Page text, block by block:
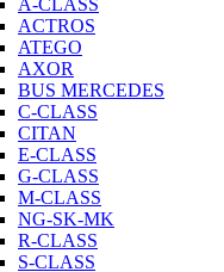
A-CLASS
ACTROS
ATEGO
AXOR
BUS MERCEDES
C-CLASS
CITAN
E-CLASS
G-CLASS
M-CLASS
NG-SK-MK
R-CLASS
S-CLASS